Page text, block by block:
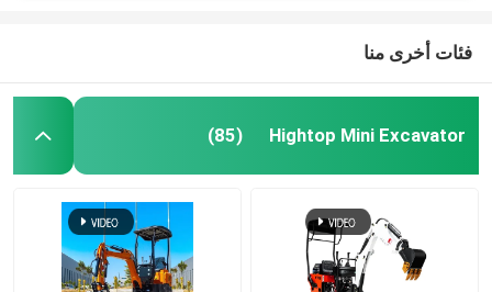
فئات أخرى منا
Hightop Mini Excavator
(85)